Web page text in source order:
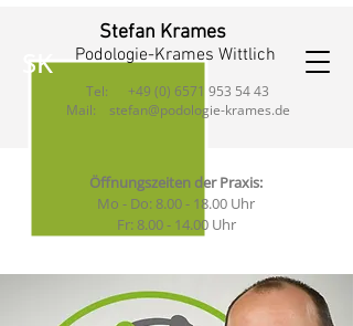
SK
Tel: +49 (0) 6571 953 54 43
Mail: stefan@podologie-krames.de
Stefan Krames
Podologie-Krames Wittlich
Öffnungszeiten der Praxis:
Mo - Do: 8.00 - 18.00 Uhr
Fr: 8.00 - 14.00Uhr